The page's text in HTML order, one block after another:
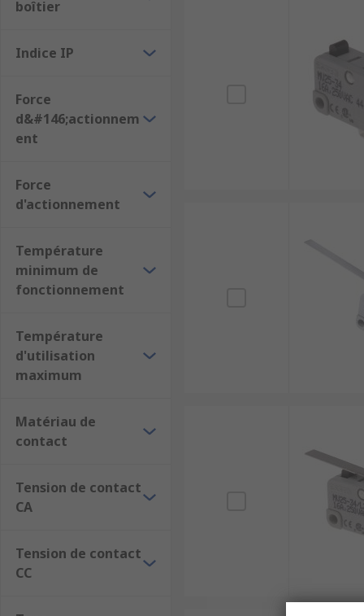
✅ Grandes marques reconnues
commutateurs et
🔗
Produits et catégories associés
Actionneurs à microrupteur
Commutateur RF
Couvercles et capuchons pour microrupteurs
boîtier
Indice IP
Force
d&#146;actionnem
ent
Force
d'actionnement
Température
minimum de
fonctionnement
Température
d'utilisation
maximum
Matériau de
contact
Tension de contact
CA
Tension de contact
CC